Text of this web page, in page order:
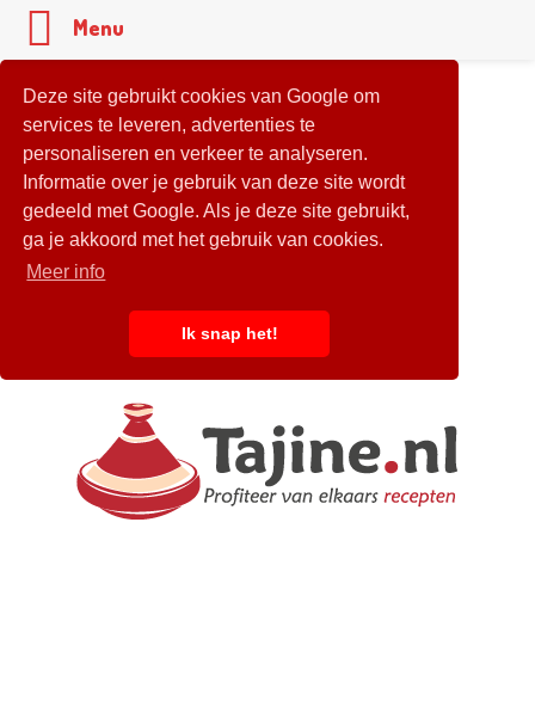
Deze site gebruikt cookies van Google om
services te leveren, advertenties te
personaliseren en verkeer te analyseren.
Informatie over je gebruik van deze site wordt
gedeeld met Google. Als je deze site gebruikt,
ga je akkoord met het gebruik van cookies.
Meer info
Ik snap het!
Menu